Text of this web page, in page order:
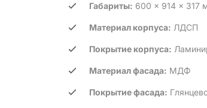
Габариты: 600 × 914 × 317
Материал корпуса: ЛДСП
Покрытие корпуса:
Материал фасада: МДФ
Покрытие фасада: